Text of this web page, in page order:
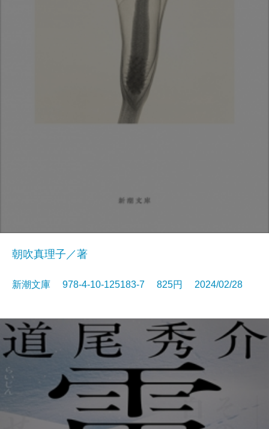
朝吹真理子／著
新潮文庫 978-4-10-125183-7 825円 2024/02/28